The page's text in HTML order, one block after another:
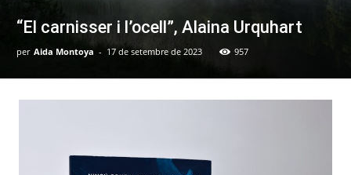
“El carnisser i l’ocell”, Alaina Urquhart
per Aida Montoya - 17 de setembre de 2023 957